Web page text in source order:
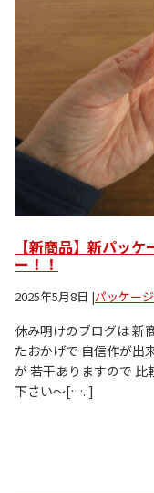
【新商品】新パッ
ー！！
2025年5月8日 |パッケー
休み明けのブログは 新
たおかげで 自信作が出
が 若干ありますので
下さい～[…..]